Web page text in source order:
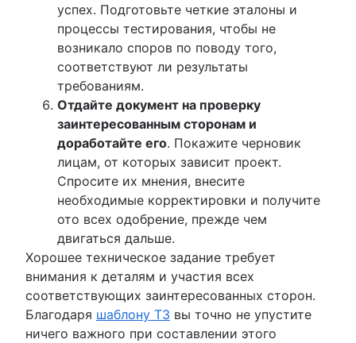
успех. Подготовьте четкие эталоны и
процессы тестирования, чтобы не
возникало споров по поводу того,
соответствуют ли результаты
требованиям.
Отдайте документ на проверку
заинтересованным сторонам и
доработайте его. Покажите черновик
лицам, от которых зависит проект.
Спросите их мнения, внесите
необходимые корректировки и получите
ото всех одобрение, прежде чем
двигаться дальше.
Хорошее техническое задание требует
внимания к деталям и участия всех
соответствующих заинтересованных сторон.
Благодаря шаблону ТЗ вы точно не упустите
ничего важного при составлении этого